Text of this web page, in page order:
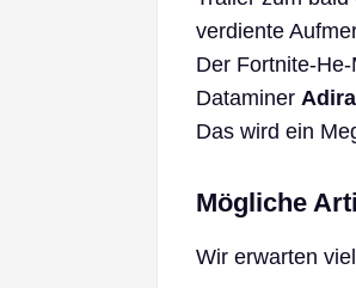
verdiente
Der Fortnite-
Dataminer
Das wird ein
Mögliche
Wir erwarten